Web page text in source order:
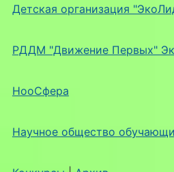
Детская организация
РДДМ "Движение Первых"
НооСфера
Научное общество